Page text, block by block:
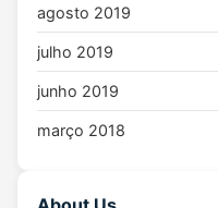
agosto 2019
julho 2019
junho 2019
março 2018